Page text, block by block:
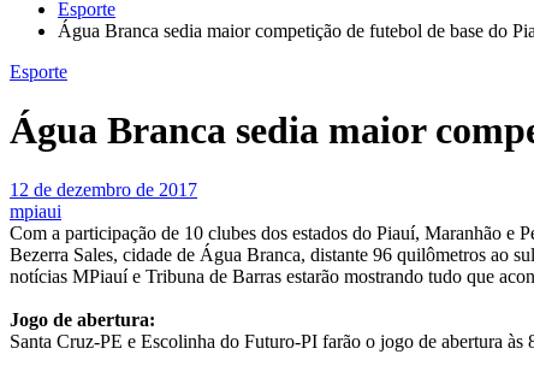
Esporte
Água Branca sedia maior competição de futebol de base do
Esporte
Água Branca sedia maior
12 de dezembro de 2017
mpiaui
Com a participação de 10 clubes dos estados do Piauí, Maranhão e
Bezerra Sales, cidade de Água Branca, distante 96 quilômetros ao
notícias MPiauí e Tribuna de Barras estarão mostrando tudo que
Jogo de abertura:
Santa Cruz-PE e Escolinha do Futuro-PI farão o jogo de abertura